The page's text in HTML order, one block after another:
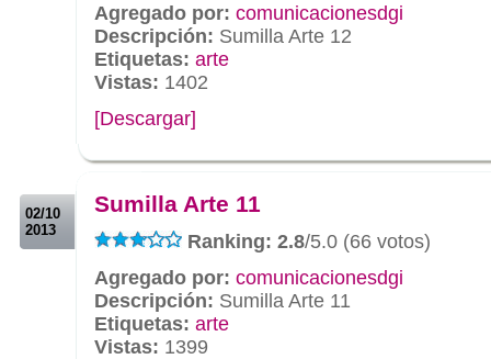
Agregado por: comunicacionesdgi
Descripción: Sumilla Arte 12
Etiquetas: arte
Vistas: 1402
[Descargar]
02/10
2013
Sumilla Arte 11
Ranking: 2.8/5.0 (66 votos)
Agregado por: comunicacionesdgi
Descripción: Sumilla Arte 11
Etiquetas: arte
Vistas: 1399